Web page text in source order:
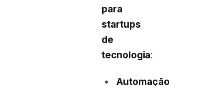
para
startups
de
tecnologia:
Automação